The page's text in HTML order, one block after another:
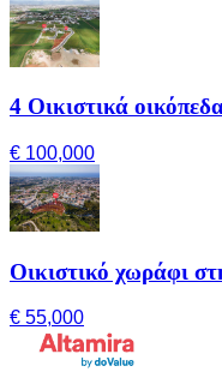
4 Οικιστικά
€ 100,000
Οικιστικό χωράφι
€ 55,000